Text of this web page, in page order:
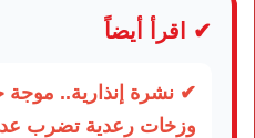
✔ اقرأ أيضاً
وزخات رعدية تضرب عدة